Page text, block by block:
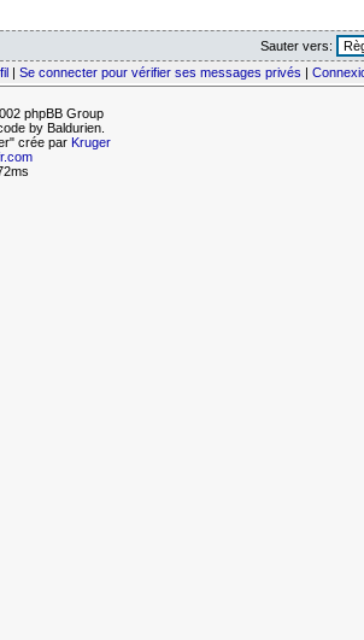
Sauter vers:
Se connecter pour vérifier ses messages privés
phpBB Group
by Baldurien.
crée par Kruger